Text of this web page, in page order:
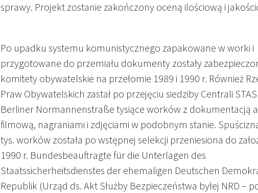
sprawy. Projekt zostanie zakończony oceną ilościową i
Po upadku systemu komunistycznego zapakowane w worki i
przygotowane do przemiału dokumenty zostały
komitety obywatelskie na przełomie 1989 i 1990 r. Również
Praw Obywatelskich zastał po przejęciu siedziby Centrali
Berliner Normannenstraße tysiące worków z dokumentacją
filmową, nagraniami i zdjęciami w podobnym stanie.
tys. worków została po wstępnej selekcji przeniesiona do
1990 r. Bundesbeauftragte für die Unterlagen des
Staatssicherheitsdienstes der ehemaligen Deutschen
Republik (Urząd ds. Akt Służby Bezpieczeństwa byłej NRD –